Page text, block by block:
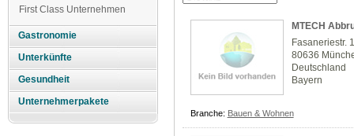
First Class Unternehmen
Gastronomie
Unterkünfte
Gesundheit
Unternehmerpakete
MTECH
Fasaneriestr.
80636
Deutschland
Bayern
Branche: Bauen & Wohnen